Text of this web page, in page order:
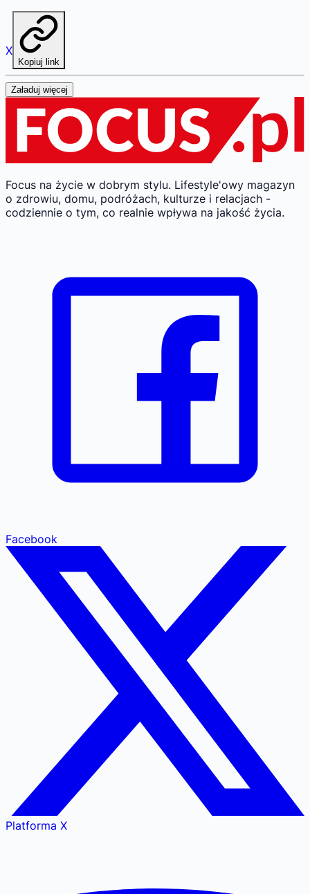
X
Kopiuj link
Załaduj więcej
Focus na życie w dobrym stylu. Lifestyle'owy magazyn
o zdrowiu, domu, podróżach, kulturze i relacjach -
codziennie o tym, co realnie wpływa na jakość życia.
Facebook
Platforma X